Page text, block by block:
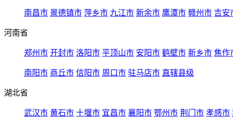
南昌市 景德镇市 萍乡市 九江市 新余市 鹰潭市 赣州市 吉安
河南省
郑州市 开封市 洛阳市 平顶山市 安阳市 鹤壁市 新乡市 焦作
南阳市 商丘市 信阳市 周口市 驻马店市 直辖县级
湖北省
武汉市 黄石市 十堰市 宜昌市 襄阳市 鄂州市 荆门市 孝感市